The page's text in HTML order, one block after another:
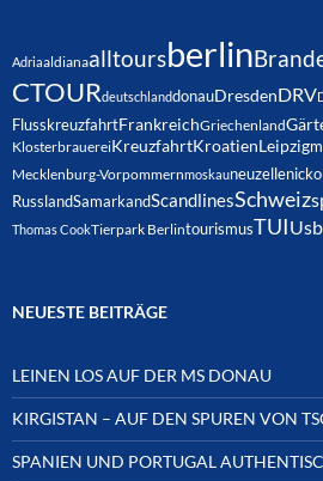
Adriaaldianaalltoursberlin
CTOURdeutschlanddonauDresdenDRV
FlusskreuzfahrtFrankreichGriechenland
KlosterbrauereiKreuzfahrtKroatienLeipzig
Mecklenburg-Vorpommernmoskauneuzelle
RusslandSamarkandScandlinesSchweiz
Thomas CookTierpark BerlintourismusTUI
NEUESTE BEITRÄGE
LEINEN LOS AUF DER MS DONAU
KIRGISTAN – AUF DEN SPUREN VON
SPANIEN UND PORTUGAL